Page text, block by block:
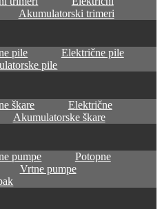
Akumulatorski trimeri
pile
Električne pile
pile
škare
Električne
Akumulatorske škare
pumpe
Potopne
Vrtne pumpe